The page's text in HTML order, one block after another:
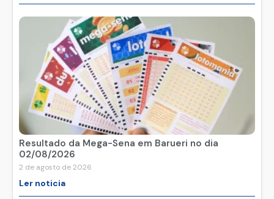
Resultado da Mega-Sena em Barueri no dia
02/08/2026
2 de agosto de 2026
Ler noticia